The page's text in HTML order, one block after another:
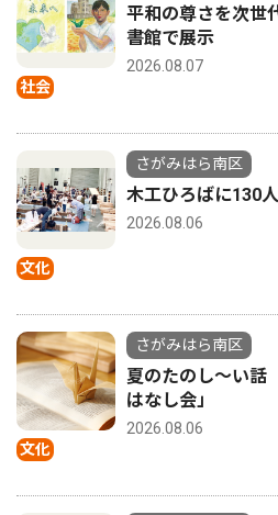
社会
平和の尊さを次
書館で展示
2026.08.07
文化
さがみはら南区
木工ひろばに130
2026.08.06
文化
さがみはら南区
夏のたのし〜い
はなし会」
2026.08.06